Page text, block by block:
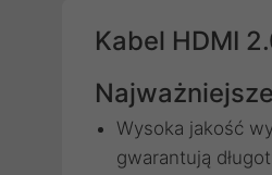
Kabel HDMI
Wysoka jakość
gwarantują